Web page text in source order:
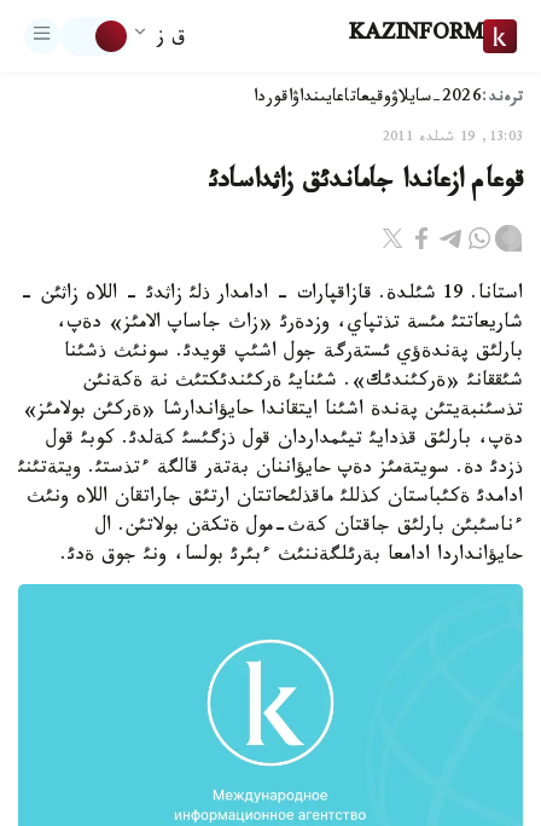
KAZINFORM ق ز
ترەند:2026-سايلاۋ وقيعاتاعايىنداۋاقوردا
13:03, 19 شىلدە 2011
قوعام ازعاندا جاماندئق زاثداسادئ
استانا. 19 شئلدة. قازاقپارات - ادامدار ذلئ زاثدئ - اللاه زاثئن -
شاريعاتتئ مئسة تذتپاي، وزدةرئ «زاث جاساپ الامئز» دةپ،
بارلئق پةندةؤي ئستةرگة جول اشئپ قويدئ. سونئث ذشئنا
شئققانئ «ةركئندئك». شئنايئ ةركئندئكتئث نة ةكةنئن
تذسئنبةيتئن پةندة اشئنا ايتقاندا حايؤاندارشا «ةركئن بولامئز»
دةپ، بارلئق قذدايئ تيئمداردان قول ذزگئسئ كةلدئ. كوبئ قول
ذزدئ دة. سويتةمئز دةپ حايؤاننان بةتةر قالگة ءتذستئ. ويتةتئنئ
ادامدئ ةكئباستان كذللئ ماقذلئحاتتان ارتئق جاراتقان اللاه ونئث
ءناسئبئن بارلئق جاقتان كةث-مول ةتكةن بولاتئن. ال
حايؤانداردا ادامعا بةرئلگةننئث ءبئرئ بولسا، ونئ جوق ةدئ.